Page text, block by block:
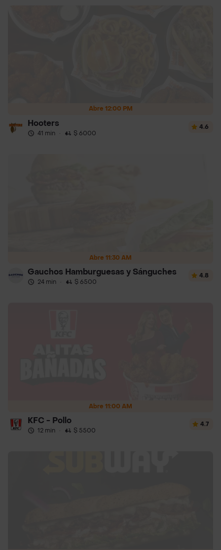
Abre 12:00 PM
Hooters
41 min · $ 6000
4.6
Abre 11:30 AM
Gauchos Hamburguesas y Sánguches
24 min · $ 6500
4.8
Abre 11:00 AM
KFC - Pollo
12 min · $ 5500
4.7